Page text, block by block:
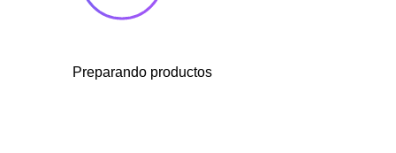
Preparando productos